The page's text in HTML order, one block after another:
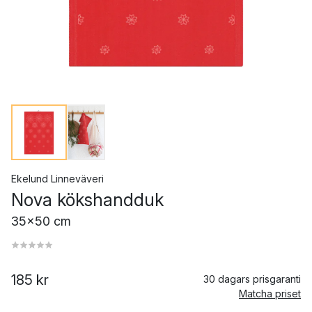
Ekelund Linneväveri
Nova kökshandduk
35x50 cm
185 kr
30 dagars prisgaranti
Matcha priset